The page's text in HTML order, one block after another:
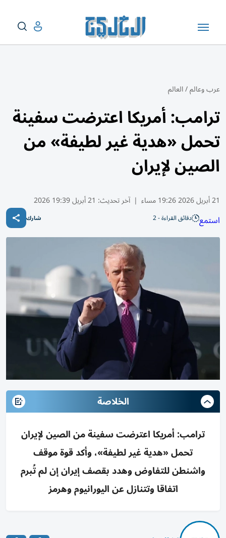
عرب وعالم/العالم
ترامب: أمريكا اعترضت سفينة
تحمل «هدية غير لطيفة» من
الصين لإيران
21 أبريل 2026 19:26 مساء | آخر تحديث: 21 أبريل 19:39 2026
استمع دقائق القراءة - 2 شارك
الخلاصة
ترامب: أمريكا اعترضت سفينة من الصين لإيران
تحمل «هدية غير لطيفة»، وأكد قوة موقف
واشنطن للتفاوض وهدد بقصف إيران إن لم تُبرم
اتفاقا وتتنازل عن اليورانيوم وهرمز